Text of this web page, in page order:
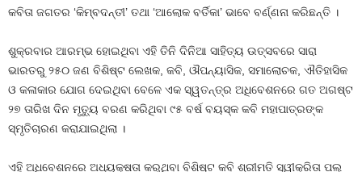
କବିତା ଜଗତର ‘କିମ୍ବଦନ୍ତୀ’ ତଥା ‘ଆଲୋକ ବର୍ତିକା’ ଭାବେ ବର୍ଣ୍ଣନା କରିଛନ୍ତି ।
ଶୁକ୍ରବାର ଆରମ୍ଭ ହୋଇଥିବା ଏହି ତିନି ଦିନିଆ ସାହିତ୍ୟ ଉତ୍ସବରେ ସାରା
ଭାରତରୁ ୨୫୦ ଜଣ ବିଶିଷ୍ଟ ଲେଖକ, କବି, ଔପନ୍ୟାସିକ, ସମାଲୋଚକ, ଐତିହାସିକ
ଓ କଳାକାର ଯୋଗ ଦେଇଥିବା ବେଳେ ଏକ ସ୍ୱତନ୍ତ୍ର ଅଧିବେଶନରେ ଗତ ଅଗଷ୍ଟ
୨୭ ତାରିଖ ଦିନ ମୃତ୍ୟୁ ବରଣ କରିଥିବା ୯୫ ବର୍ଷ ବୟସ୍କ କବି ମହାପାତ୍ରଙ୍କ
ସ୍ମୃତିଚାରଣ କରାଯାଇଥିଲା ।
ଏହି ଅଧିବେଶନରେ ଅଧ୍ୟକ୍ଷତା କରୁଥିବା ବିଶିଷ୍ଟ କବି ଶ୍ରୀମତି ସ୍ୱୀକ୍ରିତା ପଲ୍